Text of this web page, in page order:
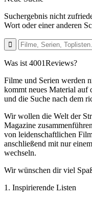
Suchergebnis nicht
Wort oder einer anderen
Was ist 4001Reviews?
Filme und Serien werden
kommt neues Material auf
und die Suche nach dem
Wir wollen die Welt der
Magazine
von leidenschaftlichen
anschließend mit nur
wechseln.
Wir wünschen dir viel
1. Inspirierende Listen